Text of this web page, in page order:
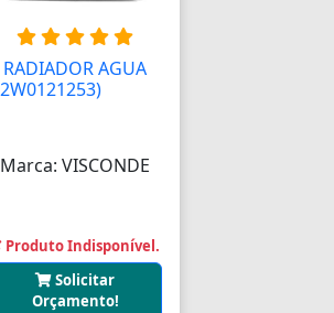
RADIADOR AGUA
AAAAA
Marca: VISCONDE
Produto Indisponível.
Solicitar
Orçamento!